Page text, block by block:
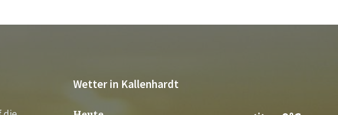
Wetter in Kallenhardt